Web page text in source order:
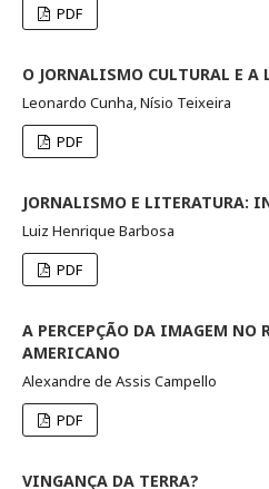
PDF
O JORNALISMO CULTURAL E A
Leonardo Cunha, Nísio Teixeira
PDF
JORNALISMO E LITERATURA:
Luiz Henrique Barbosa
PDF
A PERCEPÇÃO DA IMAGEM
AMERICANO
Alexandre de Assis Campello
PDF
VINGANÇA DA TERRA?